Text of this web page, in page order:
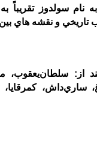
نام سولدوز
تاريخي و نقشه هاي
از : سلطان‌يعقوب،
كمرقايا،